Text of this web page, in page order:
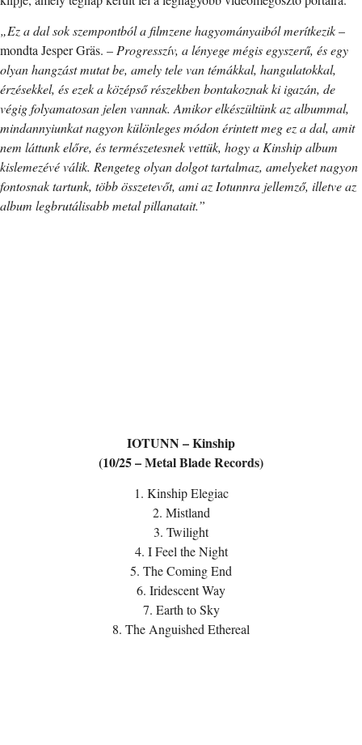
„Ez a dal sok szempontból a filmzene hagyományaiból merítkezik–
mondta Jesper Gräs. –Progresszív, a lényege mégis egyszerű, és egy
olyan hangzást mutat be, amely tele van témákkal, hangulatokkal,
érzésekkel, és ezek a középső részekben bontakoznak ki igazán, de
végig folyamatosan jelen vannak. Amikor elkészültünk az albummal,
mindannyiunkat nagyon különleges módon érintett meg ez a dal, amit
nem láttunk előre, és természetesnek vettük, hogy a Kinship album
kislemezévé válik. Rengeteg olyan dolgot tartalmaz, amelyeket nagyon
fontosnak tartunk, több összetevőt, ami az Iotunnra jellemző, illetve az
album legbrutálisabb metal pillanatait.”
IOTUNN – Kinship
(10/25 – Metal Blade Records)
1. Kinship Elegiac
2. Mistland
3. Twilight
4. I Feel the Night
5. The Coming End
6. Iridescent Way
7. Earth to Sky
8. The Anguished Ethereal